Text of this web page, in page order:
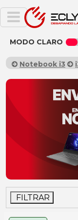
MODO CLARO
Notebook i3
FILTRAR